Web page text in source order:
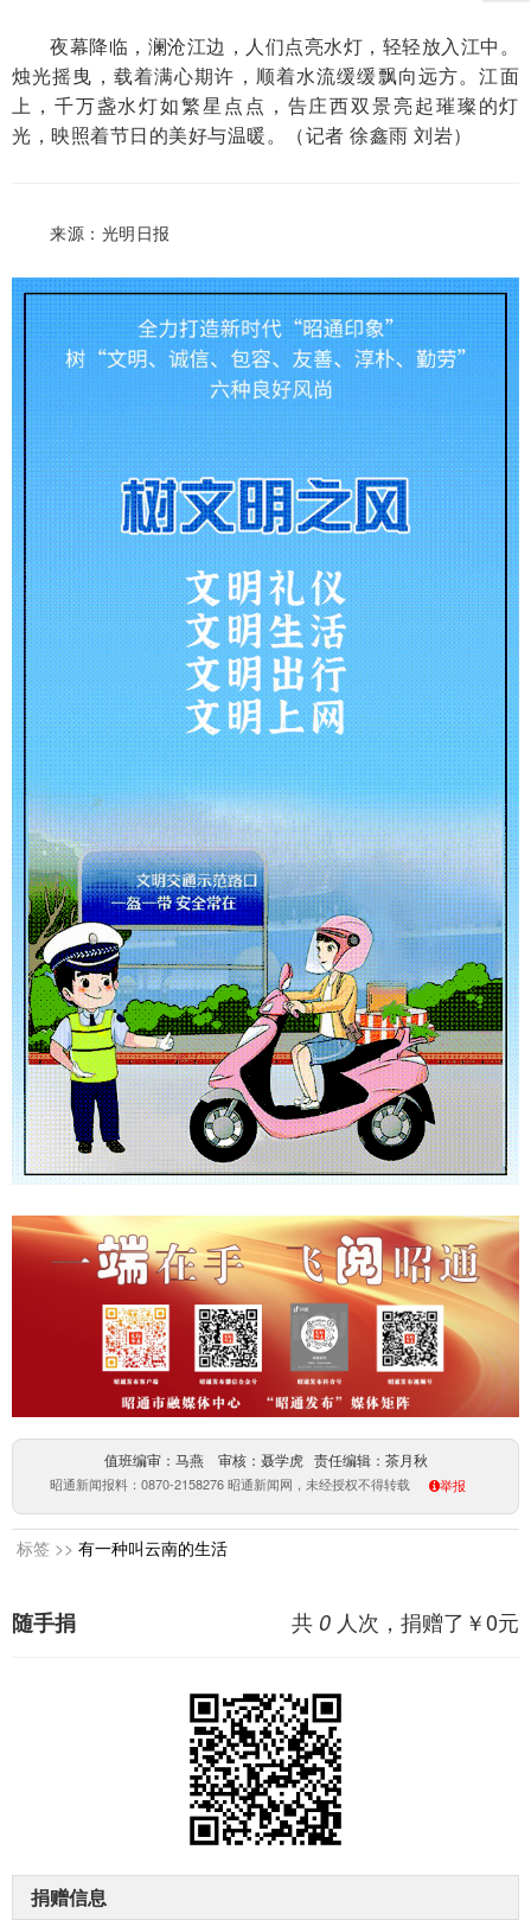
夜幕降临，澜沧江边，人们点亮水灯，轻轻放入江中。
烛光摇曳，载着满心期许，顺着水流缓缓飘向远方。江面
上，千万盏水灯如繁星点点，告庄西双景亮起璀璨的灯
光，映照着节日的美好与温暖。（记者 徐鑫雨 刘岩）
来源：光明日报
值班编审：马燕 审核：聂学虎 责任编辑：茶月秋
昭通新闻报料：0870-2158276 昭通新闻网，未经授权不得转载 举报
标签 >> 有一种叫云南的生活
共 0 人次，捐赠了￥0元
随手捐
捐赠信息